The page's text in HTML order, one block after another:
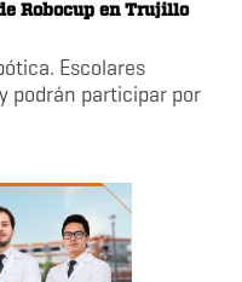
Robocup en Trujillo
Escolares
podrán participar por